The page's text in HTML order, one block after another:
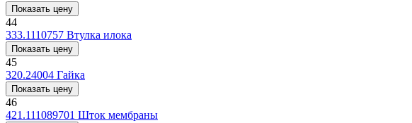
Показать цену
44
333.1110757 Втулка илока
Показать цену
45
320.24004 Гайка
Показать цену
46
421.111089701 Шток мембраны